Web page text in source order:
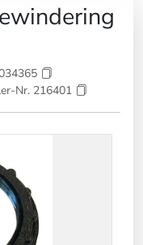
Nr. 216401